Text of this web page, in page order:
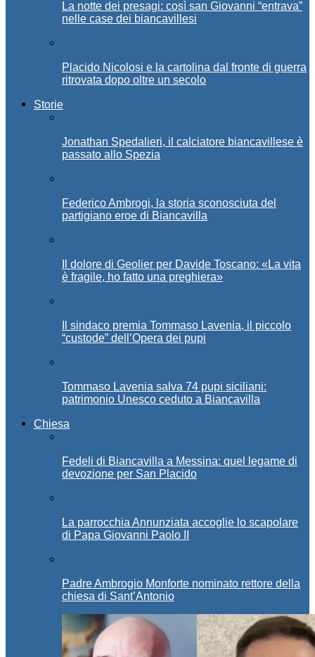
La notte dei presagi: così san Giovanni “entrava”
nelle case dei biancavillesi
Placido Nicolosi e la cartolina dal fronte di guerra
ritrovata dopo oltre un secolo
Storie
Jonathan Spedalieri, il calciatore biancavillese è
passato allo Spezia
Federico Ambrogi, la storia sconosciuta del
partigiano eroe di Biancavilla
Il dolore di Geolier per Davide Toscano: «La vita
è fragile, ho fatto una preghiera»
Il sindaco premia Tommaso Lavenia, il piccolo
“custode” dell’Opera dei pupi
Tommaso Lavenia salva 74 pupi siciliani:
patrimonio Unesco ceduto a Biancavilla
Chiesa
Fedeli di Biancavilla a Messina: quel legame di
devozione per San Placido
La parrocchia Annunziata accoglie lo scapolare
di Papa Giovanni Paolo II
Padre Ambrogio Monforte nominato rettore della
chiesa di Sant’Antonio